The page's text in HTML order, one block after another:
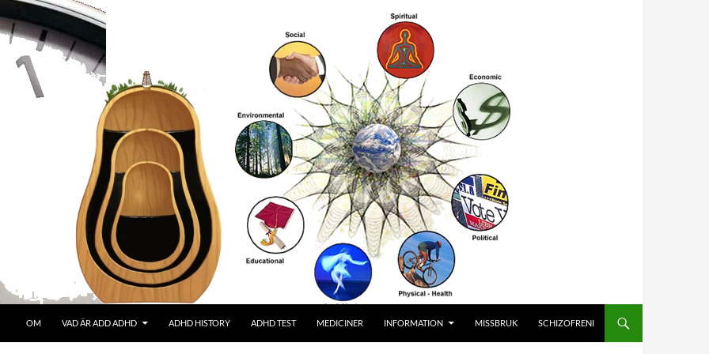
OM VAD ÄR ADD ADHD ADHD HISTORY ADHD TEST MEDICINER INFORMATION MISSBRUK SCHIZOFRENI